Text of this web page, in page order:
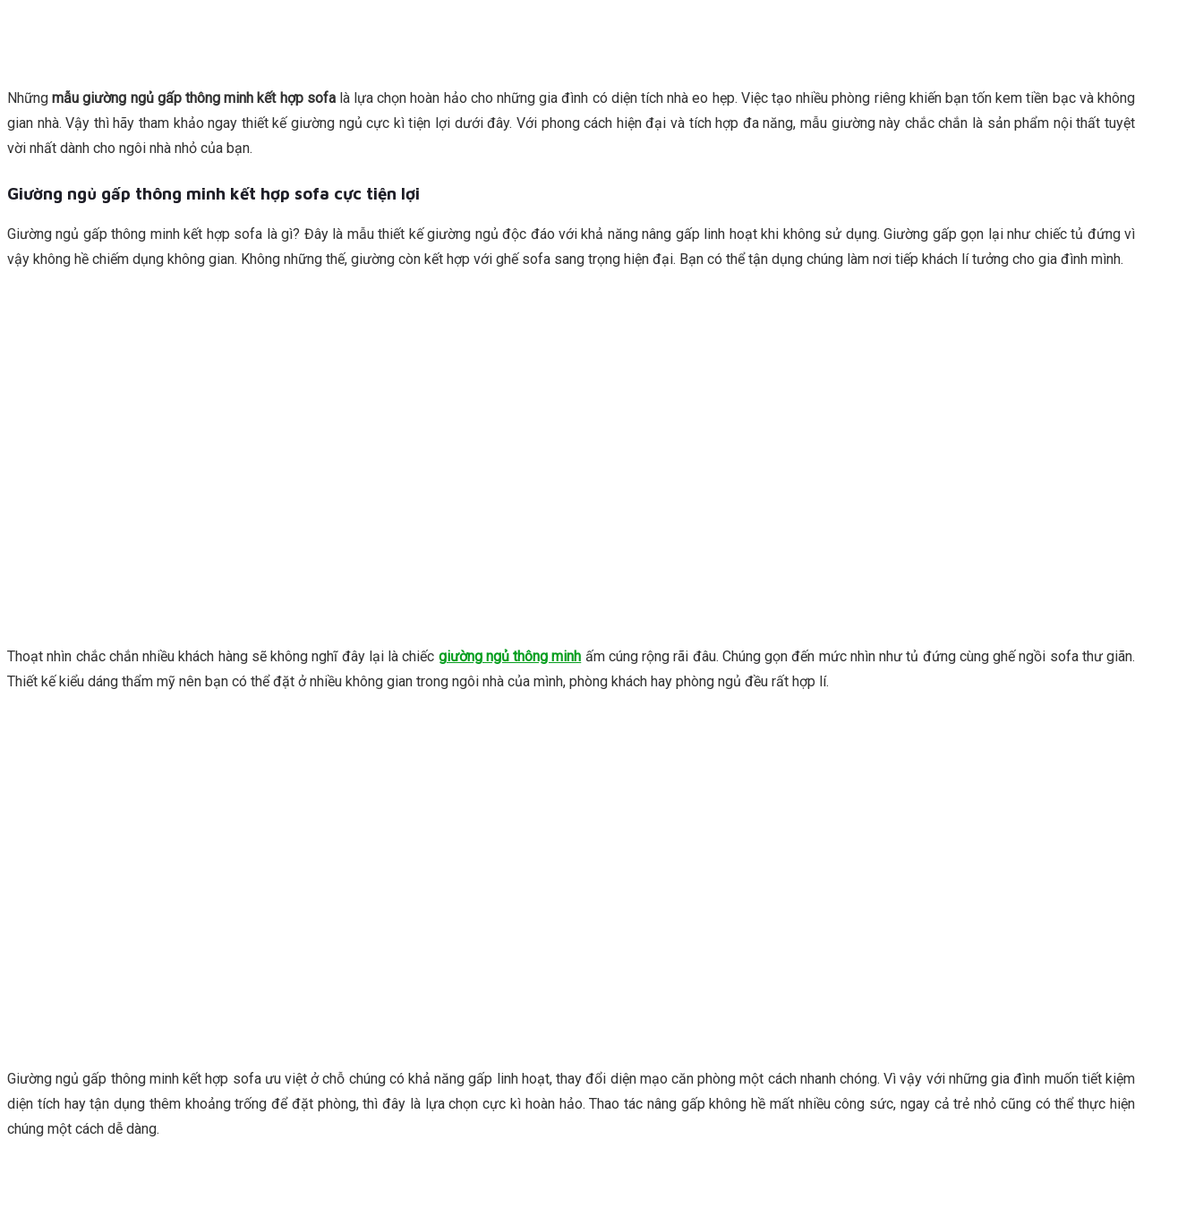
Nhữngmẫu giường ngủ gấp thông minh kết hợp sofalà lựa chọn hoàn hảo cho những gia đình có diện tích nhà eo hẹp. Việc tạo nhiều phòng riêng khiến bạn tốn kem tiền bạc và không
gian nhà. Vậy thì hãy tham khảo ngay thiết kế giường ngủ cực kì tiện lợi dưới đây. Với phong cách hiện đại và tích hợp đa năng, mẫu giường này chắc chắn là sản phẩm nội thất tuyệt
vời nhất dành cho ngôi nhà nhỏ của bạn.
Giường ngủ gấp thông minh kết hợp sofa cực tiện lợi
Giường ngủ gấp thông minh kết hợp sofa là gì? Đây là mẫu thiết kế giường ngủ độc đáo với khả năng nâng gấp linh hoạt khi không sử dụng. Giường gấp gọn lại như chiếc tủ đứng vì
vậy không hề chiếm dụng không gian. Không những thế, giường còn kết hợp với ghế sofa sang trọng hiện đại. Bạn có thể tận dụng chúng làm nơi tiếp khách lí tưởng cho gia đình mình.
Thoạt nhìn chắc chắn nhiều khách hàng sẽ không nghĩ đây lại là chiếc giường ngủ thông minh ấm cúng rộng rãi đâu. Chúng gọn đến mức nhìn như tủ đứng cùng ghế ngồi sofa thư giãn.
Thiết kế kiểu dáng thẩm mỹ nên bạn có thể đặt ở nhiều không gian trong ngôi nhà của mình, phòng khách hay phòng ngủ đều rất hợp lí.
Giường ngủ gấp thông minh kết hợp sofa ưu việt ở chỗ chúng có khả năng gấp linh hoạt, thay đổi diện mạo căn phòng một cách nhanh chóng. Vì vậy với những gia đình muốn tiết kiệm
diện tích hay tận dụng thêm khoảng trống để đặt phòng, thì đây là lựa chọn cực kì hoàn hảo. Thao tác nâng gấp không hề mất nhiều công sức, ngay cả trẻ nhỏ cũng có thể thực hiện
chúng một cách dễ dàng.